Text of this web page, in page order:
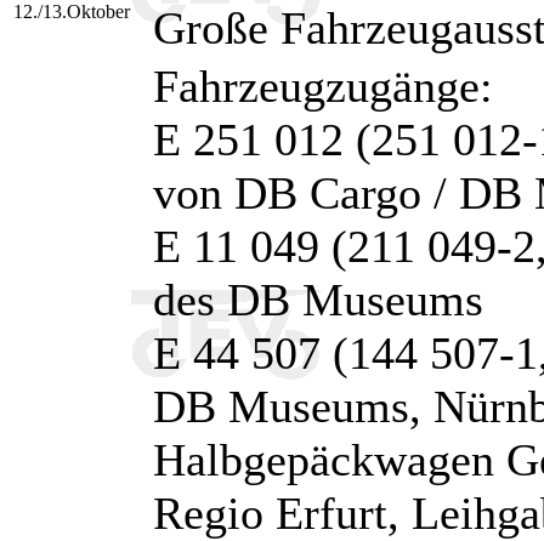
12./13.Oktober
Große
Fahrzeugzugänge:
E 251 012 (251
von DB Cargo / DB
E 11 049 (211 049-
des DB Museums
E 44 507 (144 507-
DB Museums,
Halbgepäckwagen
Regio Erfurt,